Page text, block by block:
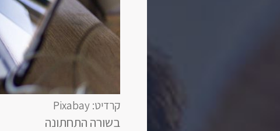
קרדיט: Pixabay
בשורה התחתונה